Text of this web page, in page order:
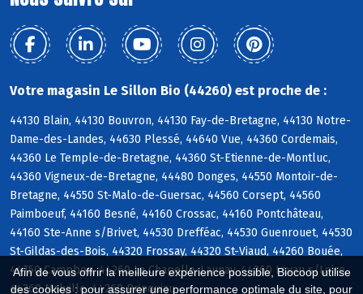
Afin de vous offrir la meilleure expérience possible, Biocoop utilise
des cookies : pour assurer une performance optimale du site, pour
Votre magasin Le Sillon Bio (44260) est proche de :
44130 Blain, 44130 Bouvron, 44130 Fay-de-Bretagne, 44130 Notre-
Dame-des-Landes, 44630 Plessé, 44640 Vue, 44360 Cordemais,
44360 Le Temple-de-Bretagne, 44360 St-Etienne-de-Montluc,
44360 Vigneux-de-Bretagne, 44480 Donges, 44550 Montoir-de-
Bretagne, 44550 St-Malo-de-Guersac, 44560 Corsept, 44560
Paimboeuf, 44160 Besné, 44160 Crossac, 44160 Pontchâteau,
44160 Ste-Anne s/Brivet, 44530 Drefféac, 44530 Guenrouet, 44530
St-Gildas-des-Bois, 44320 Frossay, 44320 St-Viaud, 44260 Bouée,
44750 Campbon, 44260 La Chapelle-Launay, 44260 Lavau s/Loire,
44260 Malville, 44260 Prinquiau